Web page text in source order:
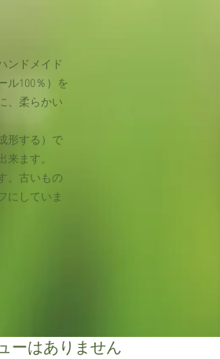
ンドメイド
ル100％）を
、柔らかい
形する）で
ます。
。古いもの
にしていま
ーはありません